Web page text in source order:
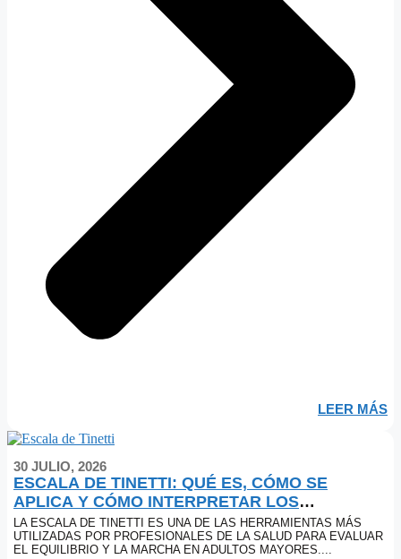
LEER MÁS
30 JULIO, 2026
ESCALA DE TINETTI: QUÉ ES, CÓMO SE
APLICA Y CÓMO INTERPRETAR LOS
RESULTADOS
LA ESCALA DE TINETTI ES UNA DE LAS HERRAMIENTAS MÁS
UTILIZADAS POR PROFESIONALES DE LA SALUD PARA EVALUAR
EL EQUILIBRIO Y LA MARCHA EN ADULTOS MAYORES....